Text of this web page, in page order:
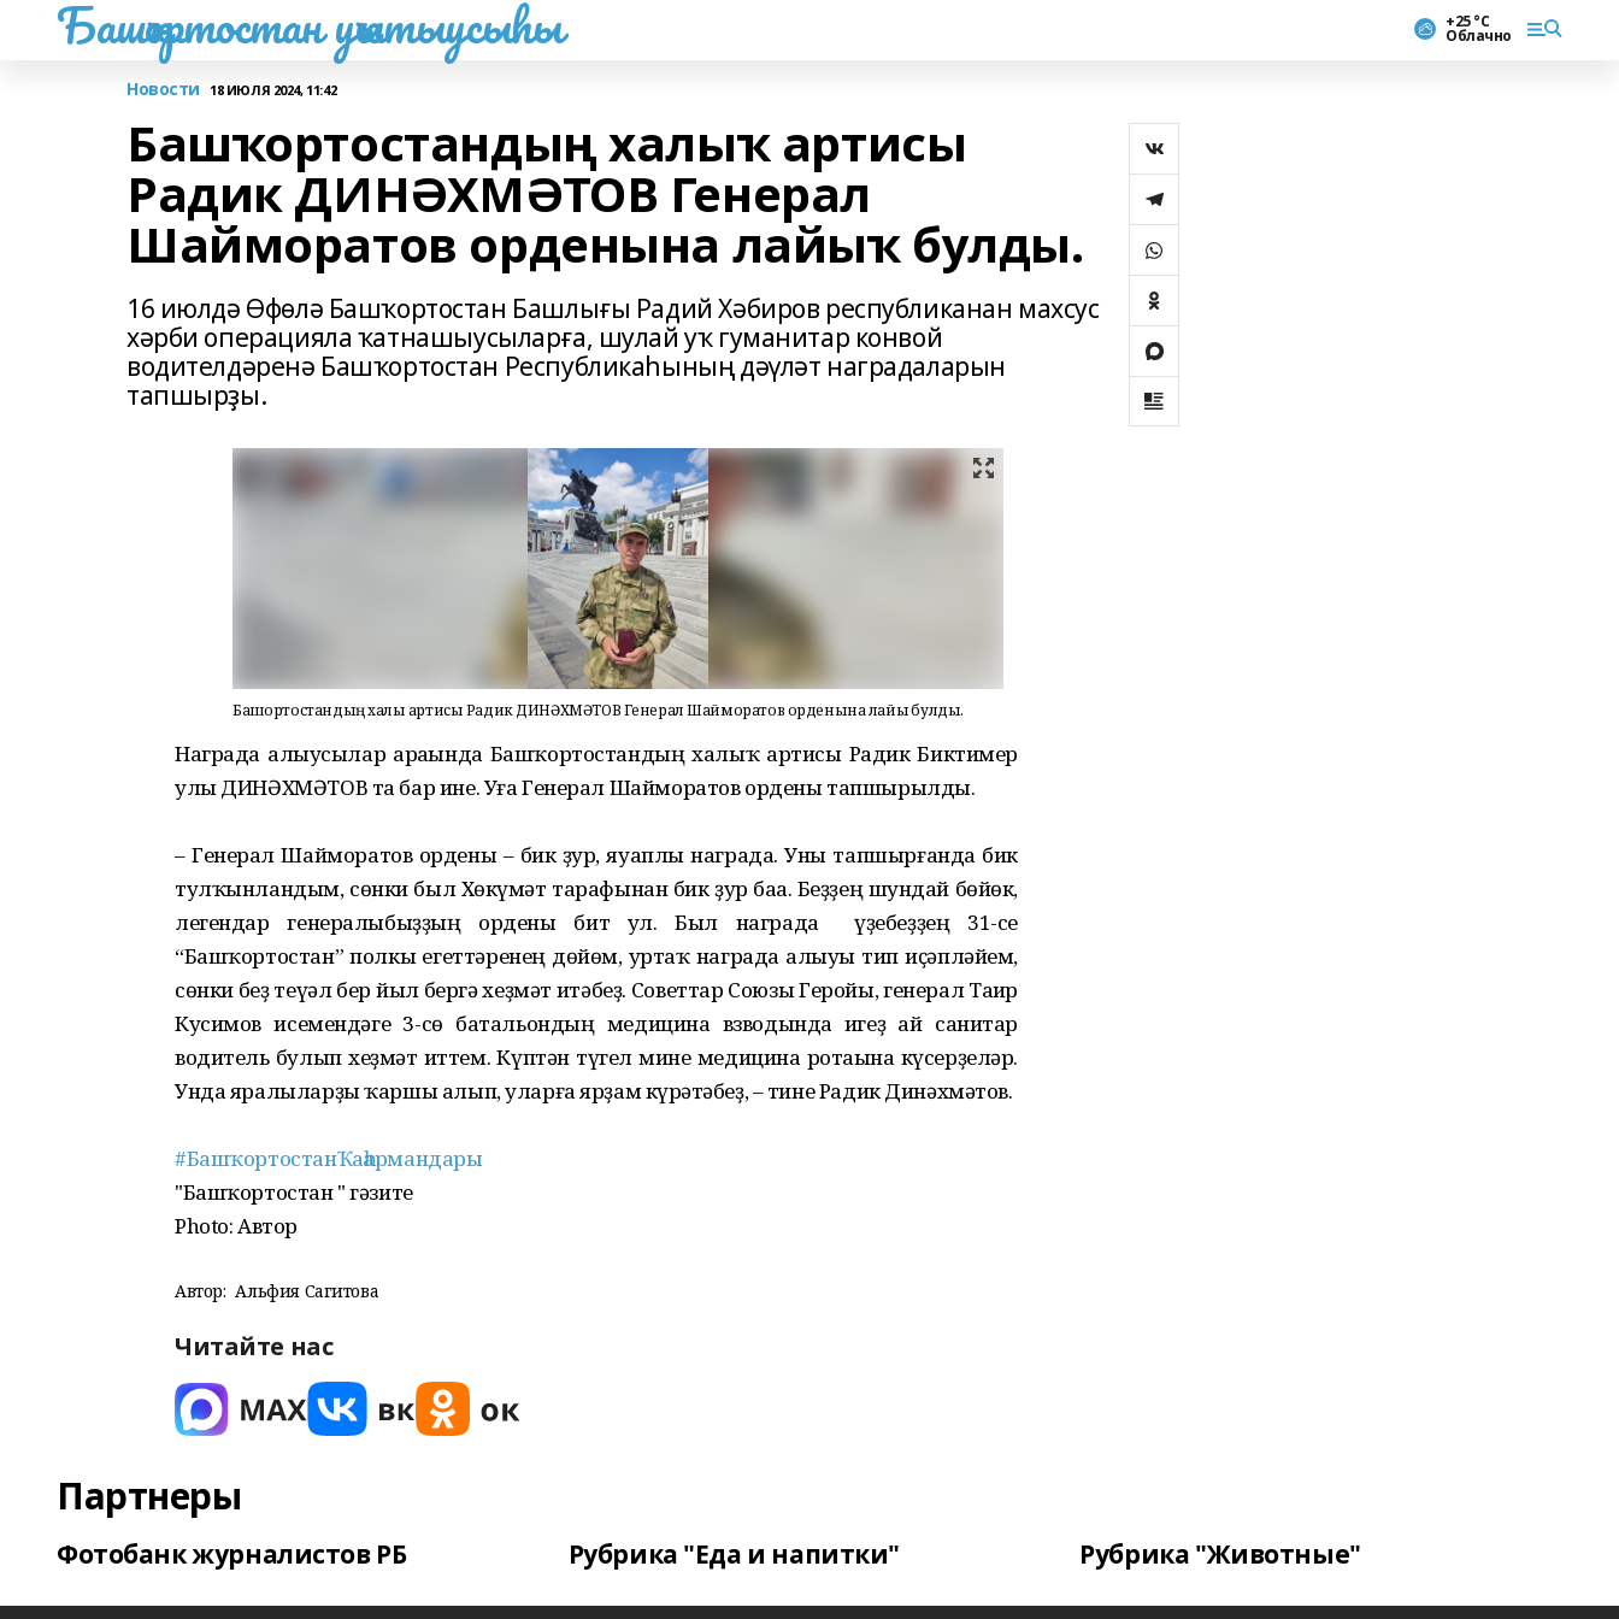
Башҡортостан уҡытыусыһы +25 °С
Облачно
Новости 18 ИЮЛЯ 2024, 11:42
Башҡортостандың халыҡ артисы
Радик ДИНӘХМӘТОВ Генерал
Шайморатов орденына лайыҡ булды.
16 июлдә Өфөлә Башҡортостан Башлығы Радий Хәбиров республиканан махсус
хәрби операцияла ҡатнашыусыларға, шулай уҡ гуманитар конвой
водителдәренә Башҡортостан Республикаһының дәүләт наградаларын
тапшырҙы.
Башҡортостандың халыҡ артисы Радик ДИНӘХМӘТОВ Генерал Шайморатов орденына лайыҡ булды.
Награда алыусылар араһында Башҡортостандың халыҡ артисы Радик Биктимер
улы ДИНӘХМӘТОВ та бар ине. Уға Генерал Шайморатов ордены тапшырылды.
– Генерал Шайморатов ордены – бик ҙур, яуаплы награда. Уны тапшырғанда бик
тулҡынландым, сөнки был Хөкүмәт тарафынан бик ҙур баһа. Беҙҙең шундай бөйөк,
легендар генералыбыҙҙың ордены бит ул. Был награда үҙебеҙҙең 31-се
“Башҡортостан” полкы егеттәренең дөйөм, уртаҡ награда алыуы тип иҫәпләйем,
сөнки беҙ теүәл бер йыл бергә хеҙмәт итәбеҙ. Советтар Союзы Геройы, генерал Таһир
Кусимов исемендәге 3-сө батальондың медицина взводында һигеҙ ай санитар
водитель булып хеҙмәт иттем. Күптән түгел мине медицина ротаһына күсерҙеләр.
Унда яралыларҙы ҡаршы алып, уларға ярҙам күрһәтәбеҙ, – тине Радик Динәхмәтов.
#БашҡортостанҠаһармандары
"Башҡортостан " гәзите
Photo: Автор
Автор: Альфия Сагитова
Читайте нас
Партнеры
Фотобанк журналистов РБ Рубрика "Еда и напитки" Рубрика "Животные"